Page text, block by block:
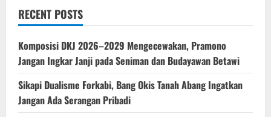
RECENT POSTS
Komposisi DKJ 2026–2029 Mengecewakan, Pramono
Jangan Ingkar Janji pada Seniman dan Budayawan Betawi
Sikapi Dualisme Forkabi, Bang Okis Tanah Abang Ingatkan
Jangan Ada Serangan Pribadi